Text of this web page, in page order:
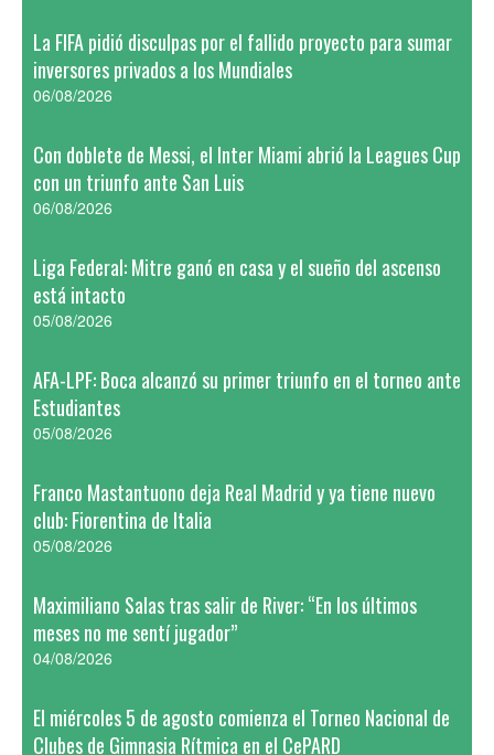
La FIFA pidió disculpas por el fallido proyecto para sumar
inversores privados a los Mundiales
06/08/2026
Con doblete de Messi, el Inter Miami abrió la Leagues Cup
con un triunfo ante San Luis
06/08/2026
Liga Federal: Mitre ganó en casa y el sueño del ascenso
está intacto
05/08/2026
AFA-LPF: Boca alcanzó su primer triunfo en el torneo ante
Estudiantes
05/08/2026
Franco Mastantuono deja Real Madrid y ya tiene nuevo
club: Fiorentina de Italia
05/08/2026
Maximiliano Salas tras salir de River: “En los últimos
meses no me sentí jugador”
04/08/2026
El miércoles 5 de agosto comienza el Torneo Nacional de
Clubes de Gimnasia Rítmica en el CePARD